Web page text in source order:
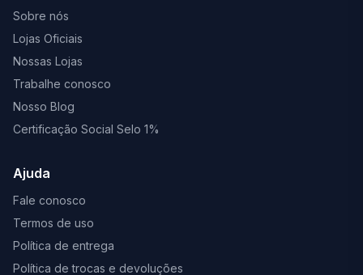
Sobre nós
Lojas Oficiais
Nossas Lojas
Trabalhe conosco
Nosso Blog
Certificação Social Selo 1%
Ajuda
Fale conosco
Termos de uso
Política de entrega
Política de trocas e devoluções